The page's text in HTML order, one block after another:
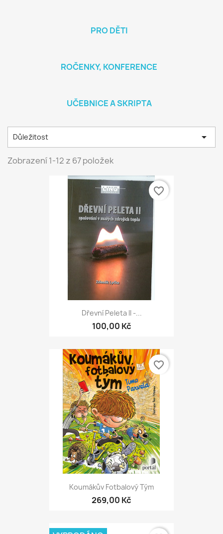
PRO DĚTI
ROČENKY, KONFERENCE
UČEBNICE A SKRIPTA
Důležitost 
Zobrazení 1-12 z 67 položek
Dřevní Peleta II -...
100,00 Kč
favorite_border
Koumákův Fotbalový Tým
269,00 Kč
favorite_border